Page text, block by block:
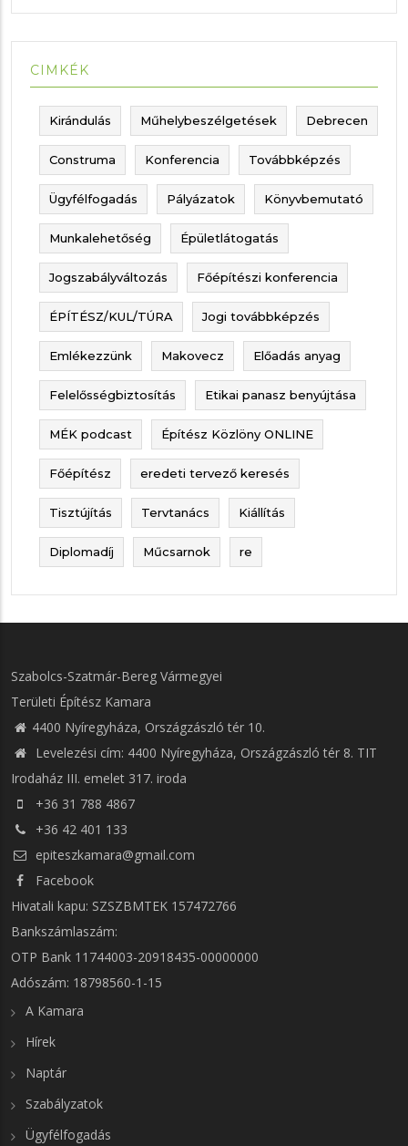
CIMKÉK
Kirándulás Műhelybeszélgetések Debrecen
Construma Konferencia Továbbképzés
Ügyfélfogadás Pályázatok Könyvbemutató
Munkalehetőség Épületlátogatás
Jogszabályváltozás Főépítészi konferencia
ÉPÍTÉSZ/KUL/TÚRA Jogi továbbképzés
Emlékezzünk Makovecz Előadás anyag
Felelősségbiztosítás Etikai panasz benyújtása
MÉK podcast Építész Közlöny ONLINE
Főépítész eredeti tervező keresés
Tisztújítás Tervtanács Kiállítás
Diplomadíj Műcsarnok re
Szabolcs-Szatmár-Bereg Vármegyei
Területi Építész Kamara
4400 Nyíregyháza, Országzászló tér 10.
Levelezési cím: 4400 Nyíregyháza, Országzászló tér 8. TIT
Irodaház III. emelet 317. iroda
+36 31 788 4867
+36 42 401 133
epiteszkamara@gmail.com
Facebook
Hivatali kapu: SZSZBMTEK 157472766
Bankszámlaszám:
OTP Bank 11744003-20918435-00000000
Adószám: 18798560-1-15
A Kamara
Hírek
Naptár
Szabályzatok
Ügyfélfogadás